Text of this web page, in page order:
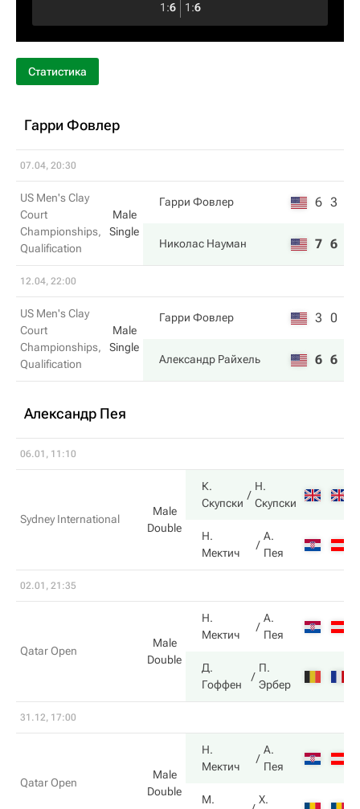
1 :6 1 :6
Статистика
Гарри Фовлер
07.04, 20:30
US Men's Clay
Court
Championships,
Qualification
Male
Single
Гарри Фовлер 6 3
Николас Науман 7 6
12.04, 22:00
US Men's Clay
Court
Championships,
Qualification
Male
Single
Гарри Фовлер 3 0
Александр Райхель 6 6
Александр Пея
06.01, 11:10
Sydney International
Male
Double
К.
Скупски
Н.
Скупски
Н.
Мектич
А.
Пея
02.01, 21:35
Qatar Open
Male
Double
Н.
Мектич
А.
Пея
Д.
Гоффен
П.
Эрбер
31.12, 17:00
Qatar Open
Male
Double
Н.
Мектич
А.
Пея
М.
Х.